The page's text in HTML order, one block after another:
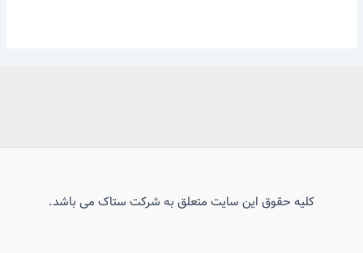
کلیه حقوق این سایت متعلق به شرکت ستاک می باشد.